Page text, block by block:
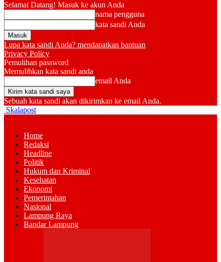
Selamat Datang! Masuk ke akun Anda
nama pengguna
kata sandi Anda
Lupa kata sandi Anda? mendapatkan bantuan
Privacy Policy
Pemulihan password
Memulihkan kata sandi anda
email Anda
Sebuah kata sandi akan dikirimkan ke email Anda.
Skalapost
Home
Redaksi
Headline
Politik
Hukum dan Kriminal
Kesehatan
Ekonomi
Pemerintahan
Nasional
Lampung Raya
Bandar Lampung